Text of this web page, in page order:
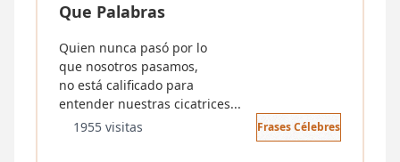
Que Palabras
Quien nunca pasó por lo
que nosotros pasamos,
no está calificado para
entender nuestras cicatrices...
1955 visitas
Frases Célebres